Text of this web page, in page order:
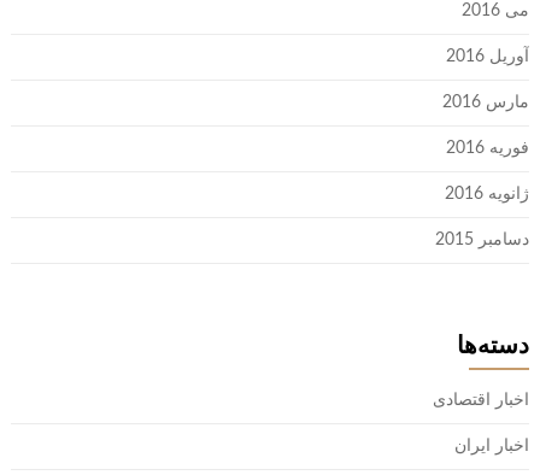
می 2016
آوریل 2016
مارس 2016
فوریه 2016
ژانویه 2016
دسامبر 2015
دسته‌ها
اخبار اقتصادی
اخبار ایران